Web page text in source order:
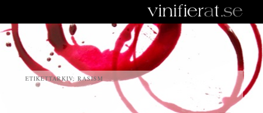
ETIKETTARKIV: RASISM